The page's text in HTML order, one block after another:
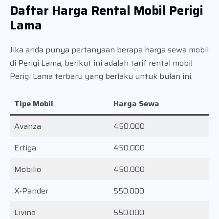
Daftar Harga Rental Mobil Perigi
Lama
Jika anda punya pertanyaan berapa harga sewa mobil
di Perigi Lama, berikut ini adalah tarif rental mobil
Perigi Lama terbaru yang berlaku untuk bulan ini.
Tipe Mobil
Harga Sewa
Avanza
450.000
Ertiga
450.000
Mobilio
450.000
X-Pander
550.000
Livina
550.000